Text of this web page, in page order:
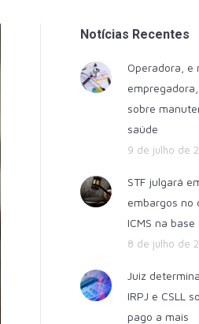
Notícias Recentes
Operadora, e
sobre
saúde
9 de julho de
STF julgará
embargos no
ICMS na
8 de julho de
Juiz
IRPJ e CSLL
pago a mais